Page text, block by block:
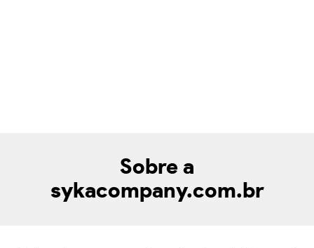
Sobre a
sykacompany.com.br